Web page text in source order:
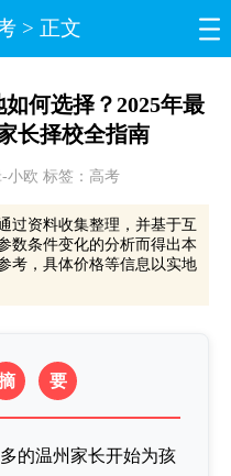
> 正文
何选择？2025年最
长择校全指南
-小欧 标签：高考
过资料收集整理，并基于互
数条件变化的分析而得出本
考，具体价格等信息以实地
要
的温州家长开始为孩